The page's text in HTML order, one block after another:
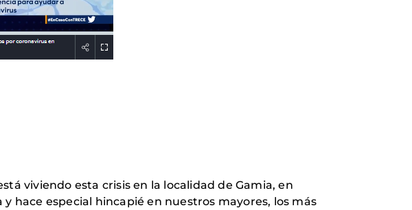
viviendo esta crisis en la localidad de Gamia, en
hace especial hincapié en nuestros mayores, los más